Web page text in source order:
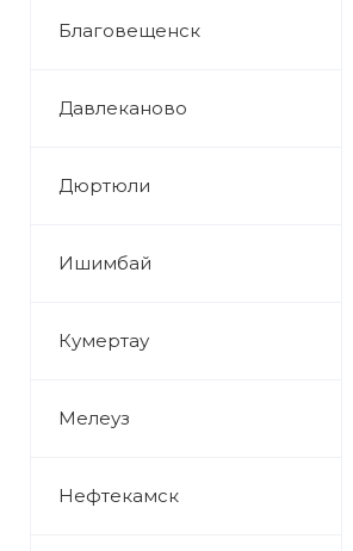
Благовещенск
Давлеканово
Дюртюли
Ишимбай
Кумертау
Мелеуз
Нефтекамск